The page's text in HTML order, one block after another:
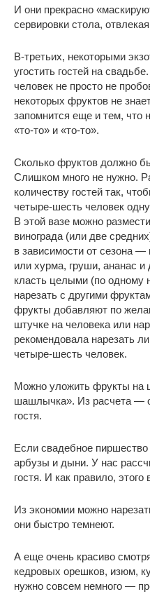
И они прекрасно
сервировки стола,
В-третьих, некоторыми
угостить гостей на
человек не просто не
некоторых фруктов не
запомнится еще и тем, что
«то-то» и «то-то».
Сколько фруктов должно
Слишком много не нужно.
количеству гостей так,
четыре-шесть человек
В этой вазе можно
винограда (или две
в зависимости от сезона
или хурма, груши, ананас
класть целыми (по одному
нарезать с другими
фрукты добавляют по
штучке на человека или
рекомендовала нарезать
четыре-шесть человек.
Можно уложить фрукты на
шашлычка». Из расчета —
гостя.
Если свадебное
арбузы и дыни. У нас
гостя. И как правило, этого
Из экономии можно
они быстро темнеют.
А еще очень красиво
кедровых орешков, изюм,
нужно совсем немного —